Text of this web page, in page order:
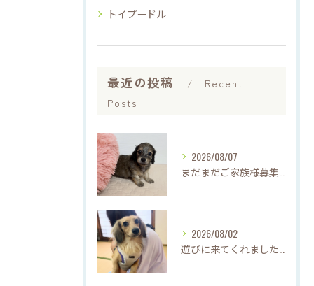
トイプードル
最近の投稿
Recent
Posts
2026/08/07
2026/08/02